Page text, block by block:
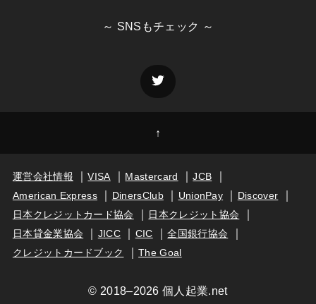
～ SNSもチェック ～
↑
運営会社情報 VISA Mastercard
JCB
American Express
DinersClub UnionPay
Discover
日本クレジットカード協会
日本クレジット協会
日本貸金業協会
JICC CIC
全国銀行協会
クレジットカードブック
The Goal
© 2018–2026 個人起業.net